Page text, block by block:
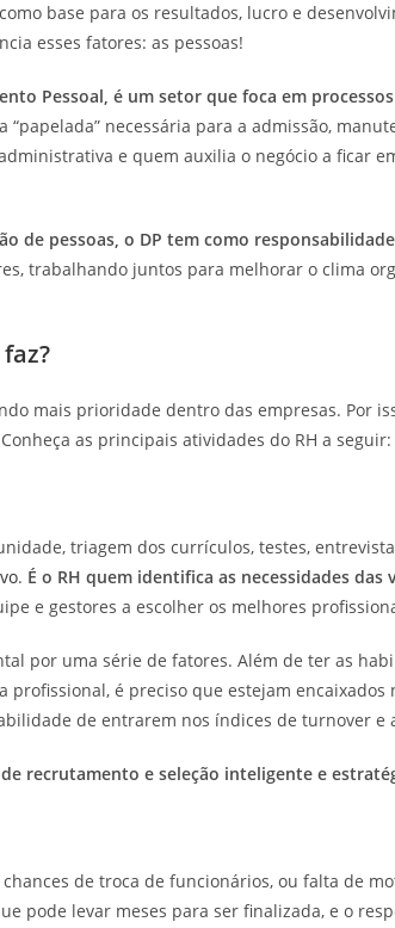
base para os resultados, lucro e
esses fatores: as pessoas!
Pessoal, é um setor que foca em
necessária para a admissão,
e quem auxilia o negócio a ficar
de pessoas, o DP tem como
trabalhando juntos para melhorar o clima
mais prioridade dentro das empresas. Por
as principais atividades do RH a seguir:
triagem dos currículos, testes,
. É o RH quem identifica as necessidades das
e gestores a escolher os melhores
por uma série de fatores. Além de ter as
profissional, é preciso que estejam encaixados
de entrarem nos índices de turnover e
recrutamento e seleção inteligente e
de troca de funcionários, ou falta de
pode levar meses para ser finalizada, e o